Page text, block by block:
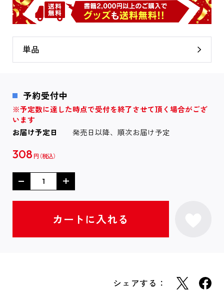
単品
予約受付中
※予定数に達した時点で受付を終了させて頂く場合がござ
います
お届け予定日
発売日以降、順次お届け予定
308 円
シェアする：